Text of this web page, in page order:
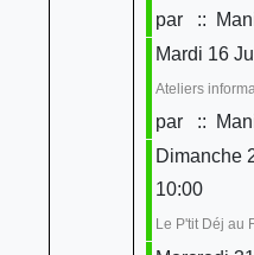
par
::
Mardi 16
Ateliers
par
::
Dimanche
10:00
Le P'tit Déj au